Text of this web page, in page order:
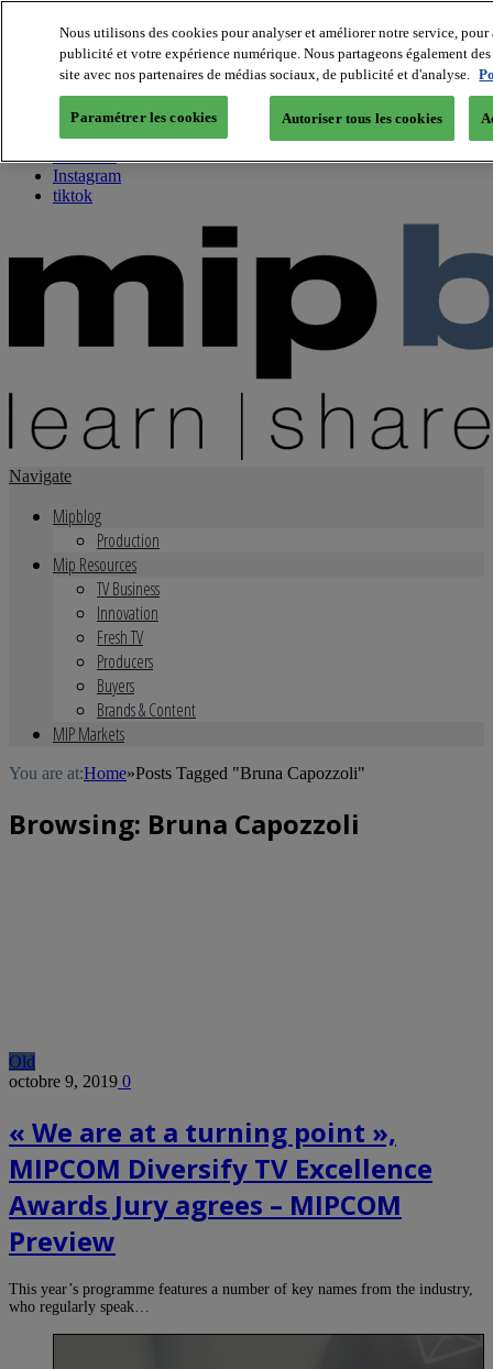
About us
Twitter
Facebook
Youtube
Instagram
tiktok
Navigate
Mipblog
Production
Mip Resources
TV Business
Innovation
Fresh TV
Producers
Buyers
Brands & Content
MIP Markets
You are at:Home»Posts Tagged "Bruna Capozzoli"
Browsing: Bruna Capozzoli
Old
octobre 9, 2019 0
« We are at a turning point »,
MIPCOM Diversify TV Excellence
Awards Jury agrees – MIPCOM
Preview
This year’s programme features a number of key names from the industry,
who regularly speak…
Nous utilisons des cookies pour analyser et améliorer notre service,
publicité et votre expérience numérique. Nous partageons également
site avec nos partenaires de médias sociaux, de publicité et d'analyse.
Paramétrer les cookies Autoriser tous les cookies